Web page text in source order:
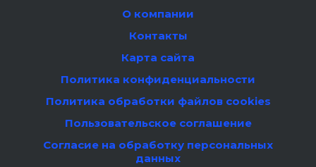
О компании
Контакты
Карта сайта
Политика конфиденциальности
Политика обработки файлов cookies
Пользовательское соглашение
Согласие на обработку персональных
данных